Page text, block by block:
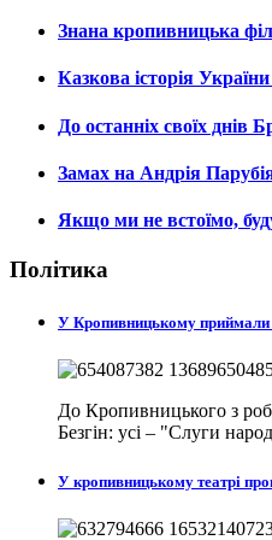
Знана кропивницька
Казкова історія
До останніх своїх
Замах на Андрія
Якщо ми не встоїмо,
Політика
У Кропивницькому приймали
До Кропивницького з
Безгін: усі – "Слуги
У кропивницькому театрі